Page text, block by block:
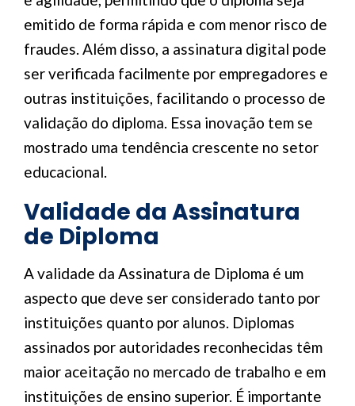
emitido de forma rápida e com menor risco de
fraudes. Além disso, a assinatura digital pode
ser verificada facilmente por empregadores e
outras instituições, facilitando o processo de
validação do diploma. Essa inovação tem se
mostrado uma tendência crescente no setor
educacional.
Validade da Assinatura
de Diploma
A validade da Assinatura de Diploma é um
aspecto que deve ser considerado tanto por
instituições quanto por alunos. Diplomas
assinados por autoridades reconhecidas têm
maior aceitação no mercado de trabalho e em
instituições de ensino superior. É importante